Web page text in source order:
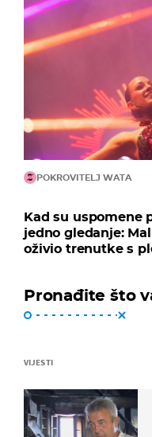
POKROVITELJ WATA
Kad su uspomene
jedno gledanje:
oživio trenutke s
Pronađite što
VIJESTI